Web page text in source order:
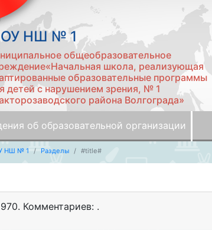
НШ № 1
общеобразовательное
школа, реализующая
образовательные программы
детей с нарушением зрения, № 1
района Волгограда»
об образовательной организации
НШ № 1 Разделы #title#
. Комментариев: .